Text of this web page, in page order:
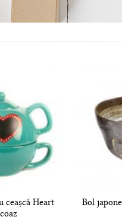
ceașcă Heart
Bol